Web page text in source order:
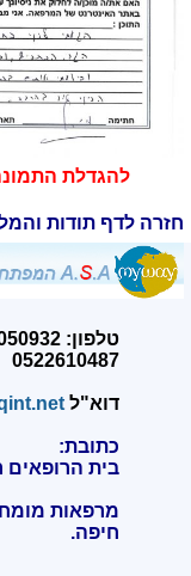
חזרה לדף תודות
להגדלת
טלפון: 077-4050932
0522610487
דוא"ל
כתובת:
בית הרופאים רחוב
חיפה.